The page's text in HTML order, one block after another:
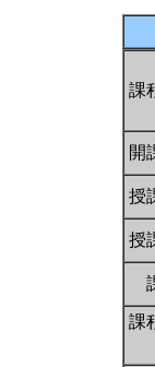
課
開
授
授
課